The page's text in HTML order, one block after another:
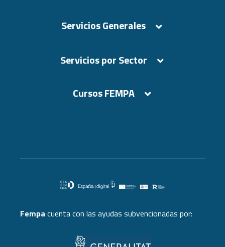
Servicios Generales
Servicios por Sector
Cursos FEMPA
Fempa cuenta con las ayudas subvencionadas por: